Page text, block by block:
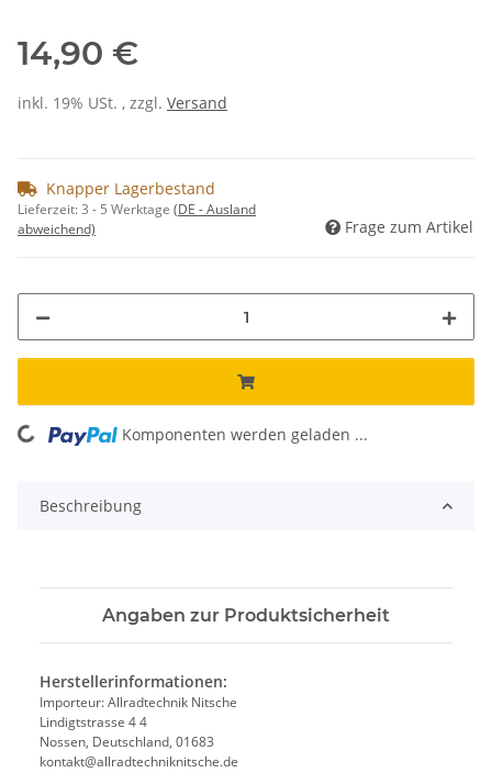
14,90 €
inkl. 19% USt. , zzgl. Versand
Knapper Lagerbestand
Lieferzeit:3 - 5 Werktage (DE - Ausland
abweichend)
Frage zum Artikel
Loading... Komponenten werden geladen ...
Beschreibung
Angaben zur Produktsicherheit
Herstellerinformationen:
Importeur: Allradtechnik Nitsche
Lindigtstrasse 4 4
Nossen, Deutschland, 01683
kontakt@allradtechniknitsche.de